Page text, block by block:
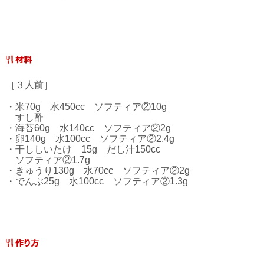
［３人前］
・米70g 水450cc ソフティア②10g
すし酢
・海苔60g 水140cc ソフティア②2g
・卵140g 水100cc ソフティア②2.4g
・干ししいたけ 15g だし汁150cc
ソフティア②1.7g
・きゅうり130g 水70cc ソフティア②2g
・でんぶ25g 水100cc ソフティア②1.3g